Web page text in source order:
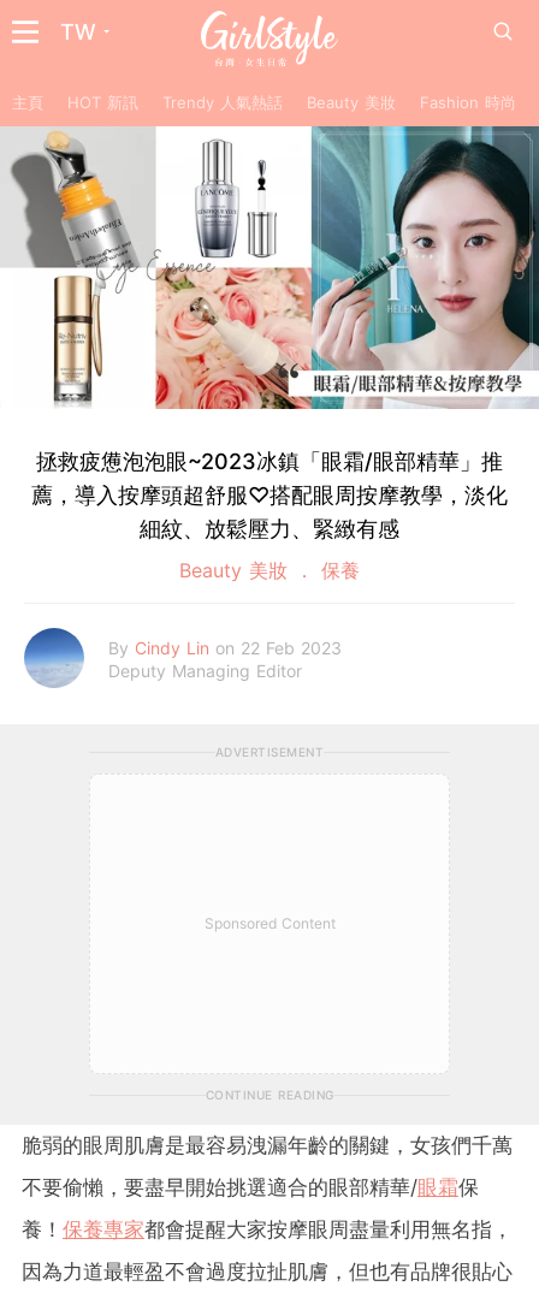
TW
主頁 HOT 新訊 Trendy 人氣熱話 Beauty 美妝 Fashion 時尚
拯救疲憊泡泡眼~2023冰鎮「眼霜/眼部精華」推
薦，導入按摩頭超舒服♡搭配眼周按摩教學，淡化
細紋、放鬆壓力、緊緻有感
Beauty 美妝 保養
By Cindy Lin on 22 Feb 2023
Deputy Managing Editor
ADVERTISEMENT
Sponsored Content
CONTINUE READING
脆弱的眼周肌膚是最容易洩漏年齡的關鍵，女孩們千萬
不要偷懶，要盡早開始挑選適合的眼部精華/眼霜保
養！ 保養專家都會提醒大家按摩眼周盡量利用無名指，
因為力道最輕盈不會過度拉扯肌膚，但也有品牌很貼心